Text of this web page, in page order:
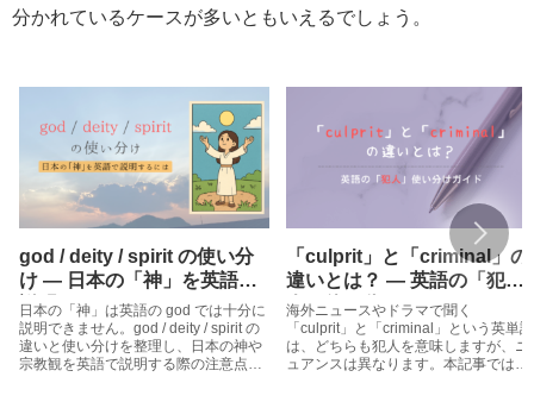
分かれているケースが多いともいえるでしょう。
god / deity / spirit の使い分
け ― 日本の「神」を英語で
説明するには
日本の「神」は英語の god では十分に
説明できません。god / deity / spirit の
違いと使い分けを整理し、日本の神や
宗教観を英語で説明する際の注意点と
「culprit」と「criminal」の
違いとは？ ― 英語の「犯
人」使い分けガイド
海外ニュースやドラマで聞く
「culprit」と「criminal」という英単語
は、どちらも犯人を意味しますが、ニ
ュアンスは異なります。本記事では、